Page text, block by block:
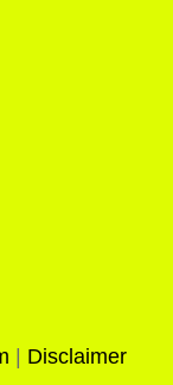
| Disclaimer